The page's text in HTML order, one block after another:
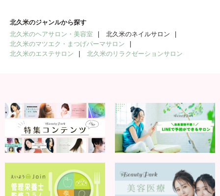
北久米のジャンルから探す
北久米のヘアサロン・美容室
北久米のネイルサロン
北久米のマツエク・まつげパーマサロン
北久米のエステサロン
北久米のリラクゼーションサロン